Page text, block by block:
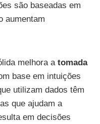
são baseadas em
aumentam
melhora a tomada
base em intuições
utilizam dados têm
que ajudam a
em decisões